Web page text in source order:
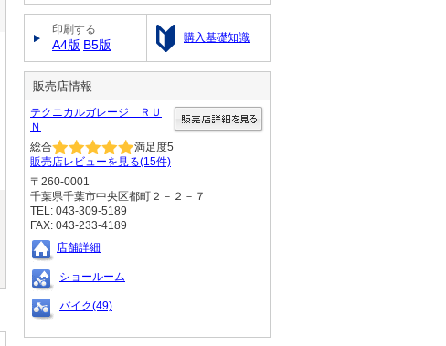
印刷する
A4版 B5版 購入基礎知識
販売店情報
テクニカルガレージ ＲＵ
Ｎ
総合
満足度5
販売店レビューを見る(15件)
〒260-0001
千葉県千葉市中央区都町２－２－７
TEL: 043-309-5189
FAX: 043-233-4189
店舗詳細
ショールーム
バイク(49)